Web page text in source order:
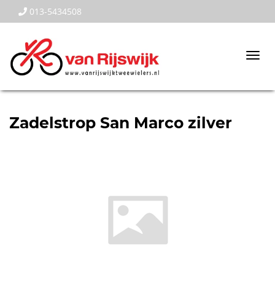
013-5434508
Zadelstrop San Marco zilver